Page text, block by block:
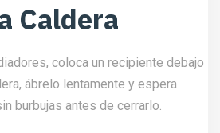
Caldera
coloca un recipiente debajo
ábrelo lentamente y espera
burbujas antes de cerrarlo.